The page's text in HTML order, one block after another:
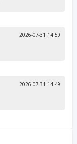
2026-07-31 14:50
2026-07-31 14:49